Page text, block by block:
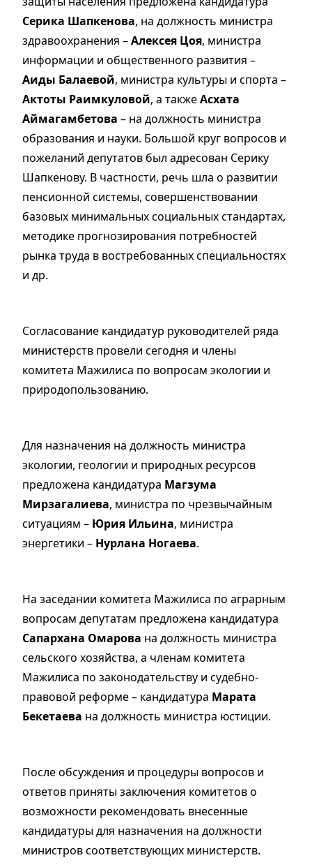
Серика Шапкенова, на должность министра
здравоохранения –Алексея Цоя, министра
информации и общественного развития –
Аиды Балаевой, министра культуры и спорта –
Актоты Раимкуловой, а такжеАсхата
Аймагамбетова – на должность министра
образования и науки. Большой круг вопросов и
пожеланий депутатов был адресован Серику
Шапкенову. В частности, речь шла о развитии
пенсионной системы, совершенствовании
базовых минимальных социальных стандартах,
методике прогнозирования потребностей
рынка труда в востребованных специальностях
и др.
Согласование кандидатур руководителей ряда
министерств провели сегодня и члены
комитета Мажилиса по вопросам экологии и
природопользованию.
Для назначения на должность министра
экологии, геологии и природных ресурсов
предложена кандидатура Магзума
Мирзагалиева, министра по чрезвычайным
ситуациям – Юрия Ильина, министра
энергетики – Нурлана Ногаева.
На заседании комитета Мажилиса по аграрным
вопросам депутатам предложена кандидатура
Сапархана Омарова на должность министра
сельского хозяйства, а членам комитета
Мажилиса по законодательству и судебно-
правовой реформе – кандидатура Марата
Бекетаева на должность министра юстиции.
После обсуждения и процедуры вопросов и
ответов приняты заключения комитетов о
возможности рекомендовать внесенные
кандидатуры для назначения на должности
министров соответствующих министерств.